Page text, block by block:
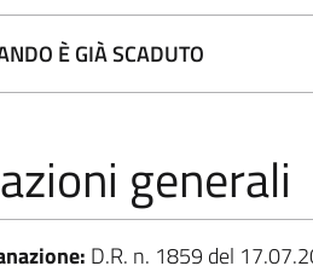
È GIÀ SCADUTO
generali
D.R. n. 1859 del